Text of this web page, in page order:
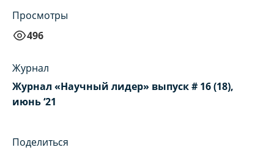
Просмотры
496
Журнал
Журнал «Научный лидер» выпуск # 16 (18),
июнь ‘21
Поделиться